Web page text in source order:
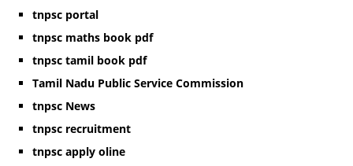
tnpsc portal
tnpsc maths book pdf
tnpsc tamil book pdf
Tamil Nadu Public Service Commission
tnpsc News
tnpsc recruitment
tnpsc apply oline